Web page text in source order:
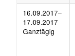
16.09.2017–
17.09.2017
Ganztägig